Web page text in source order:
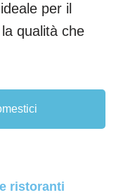
per il
qualità che
ristoranti